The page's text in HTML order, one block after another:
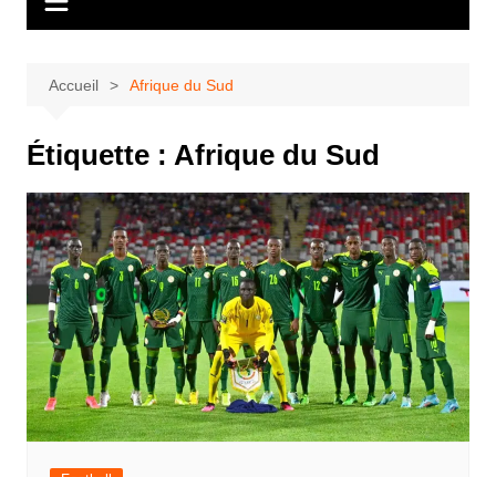
Accueil Afrique du Sud
Étiquette : Afrique du Sud